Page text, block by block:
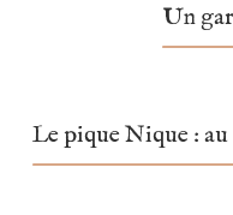
Un
Le pique Nique :